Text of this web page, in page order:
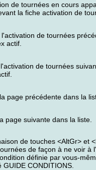
de tournées en cours
la fiche activation de
de tournées
actif.
de tournées
page précédente dans la
page suivante dans la liste.
de touches <AltGr> et
de façon à ne voir à
définie par vous-
CONDITIONS.